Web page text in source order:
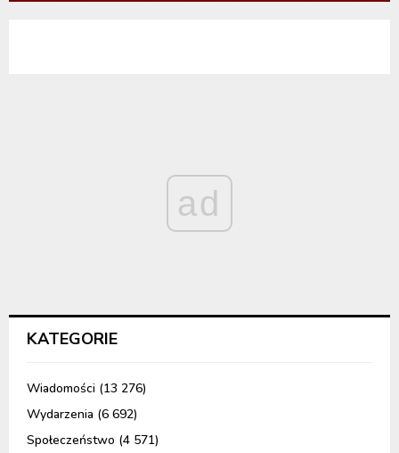
ad
KATEGORIE
Wiadomości (13 276)
Wydarzenia (6 692)
Społeczeństwo (4 571)